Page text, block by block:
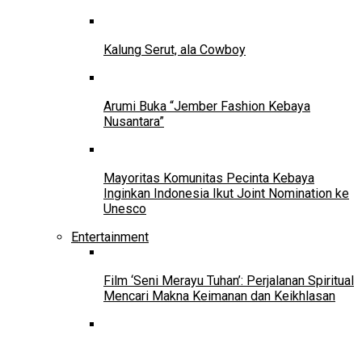
Kalung Serut, ala Cowboy
Arumi Buka “Jember Fashion Kebaya
Nusantara”
Mayoritas Komunitas Pecinta Kebaya
Inginkan Indonesia Ikut Joint Nomination ke
Unesco
Entertainment
Film ‘Seni Merayu Tuhan’: Perjalanan Spiritual
Mencari Makna Keimanan dan Keikhlasan